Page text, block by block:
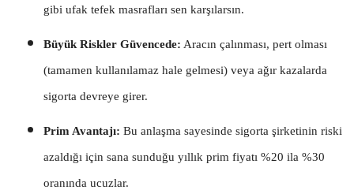
gibi ufak tefek masrafları sen karşılarsın.
Büyük Riskler Güvencede: Aracın çalınması, pert olması
(tamamen kullanılamaz hale gelmesi) veya ağır kazalarda
sigorta devreye girer.
Prim Avantajı: Bu anlaşma sayesinde sigorta şirketinin riski
azaldığı için sana sunduğu yıllık prim fiyatı %20 ila %30
oranında ucuzlar.